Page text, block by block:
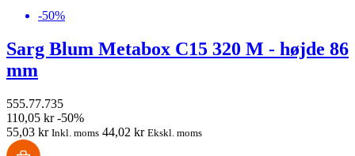
-50%
Sarg Blum Metabox C15 320 M - højde 86
mm
555.77.735
110,05 kr -50%
55,03 kr Inkl. moms 44,02 kr Ekskl. moms